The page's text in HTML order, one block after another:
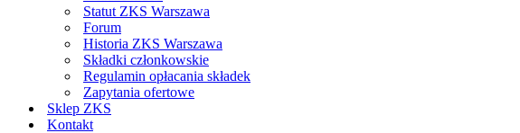
Statut ZKS Warszawa
Forum
Historia ZKS Warszawa
Składki członkowskie
Regulamin opłacania składek
Zapytania ofertowe
Sklep ZKS
Kontakt